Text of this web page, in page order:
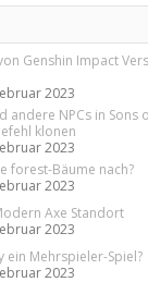
Genshin Impact
2023
andere NPCs in
klonen
2023
forest-Bäume nach?
2023
Axe Standort
2023
ein Mehrspieler-Spiel?
2023